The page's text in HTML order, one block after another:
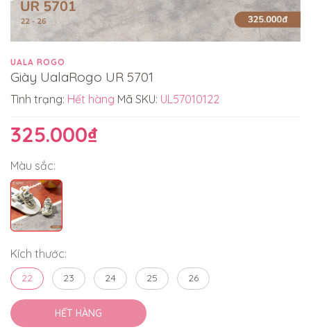
UALA ROGO
Giày UalaRogo UR 5701
Tình trạng: Hết hàng Mã SKU: UL57010122
325.000₫
Màu sắc:
Kích thước:
22 23 24 25 26
HẾT HÀNG